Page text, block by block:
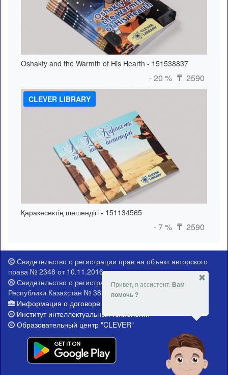
Oshakty and the Warmth of His Hearth - 151538837
- 20 % ₸ 2590
CLEVER LIBRARY
Қаракесектің шешендігі - 151134565
- 7 % ₸ 2590
Свидетельство о регистрации прав на объект авторского
права № 2348 от 10.11.2016 г.
Свидетельство о регистрации Министерства юстиции
Республики Казахстан № 381-Е от 21.02.2015 г.
Информация о договоре публичной оферты
Институт интеллектуальных технологий
Образовательный центр "CLEVER"
Привет, я ассистент. Вам
помочь ?